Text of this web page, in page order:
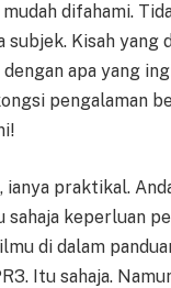
mudah difahami.
subjek. Kisah yang
apa yang
pengalaman
ianya praktikal.
sahaja keperluan
di dalam
Itu sahaja.